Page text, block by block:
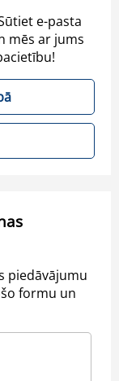
e-pasta
mēs ar jums
piedāvājumu
formu un